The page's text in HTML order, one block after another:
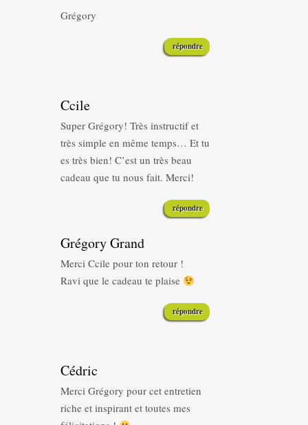
Grégory
répondre
Ccile
Super Grégory! Très instructif et
très simple en même temps… Et tu
es très bien! C’est un très beau
cadeau que tu nous fait. Merci!
répondre
Grégory Grand
Merci Ccile pour ton retour !
Ravi que le cadeau te plaise
répondre
Cédric
Merci Grégory pour cet entretien
riche et inspirant et toutes mes